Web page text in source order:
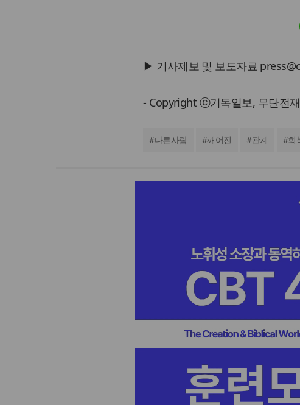
▶ 기사제보 및 보도자료
- Copyright ⓒ기독일보, 무단전
#다른사람 #깨어진 #관계 #회